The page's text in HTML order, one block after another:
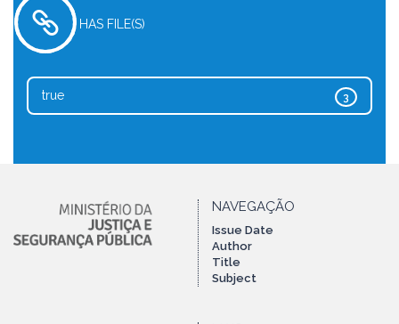
HAS FILE(S)
3
true
NAVEGAÇÃO
Issue Date
Author
Title
Subject